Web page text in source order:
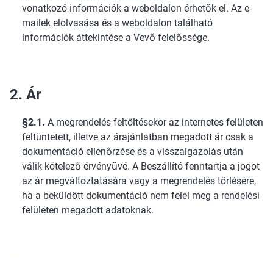
vonatkozó információk a weboldalon érhetők el. Az e-
mailek elolvasása és a weboldalon található
információk áttekintése a Vevő felelőssége.
2. Ár
§2.1. A megrendelés feltöltésekor az internetes felületen
feltüntetett, illetve az árajánlatban megadott ár csak a
dokumentáció ellenőrzése és a visszaigazolás után
válik kötelező érvényűvé. A Beszállító fenntartja a jogot
az ár megváltoztatására vagy a megrendelés törlésére,
ha a beküldött dokumentáció nem felel meg a rendelési
felületen megadott adatoknak.